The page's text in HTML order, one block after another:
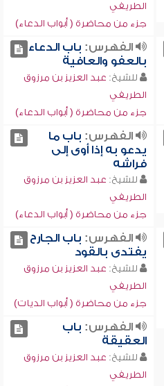
الطريفي
جزء من محاضرة ( أبواب الدعاء)
الفهرس: باب الدعاء
بالعفو والعافية
للشيخ: عبد العزيز بن مرزوق
الطريفي
جزء من محاضرة ( أبواب الدعاء)
الفهرس: باب ما
يدعو به إذا أوى إلى
فراشه
للشيخ: عبد العزيز بن مرزوق
الطريفي
جزء من محاضرة ( أبواب الدعاء)
الفهرس: باب الجارح
يفتدى بالقود
للشيخ: عبد العزيز بن مرزوق
الطريفي
جزء من محاضرة ( أبواب الديات)
الفهرس: باب
العقيقة
للشيخ: عبد العزيز بن مرزوق
الطريفي